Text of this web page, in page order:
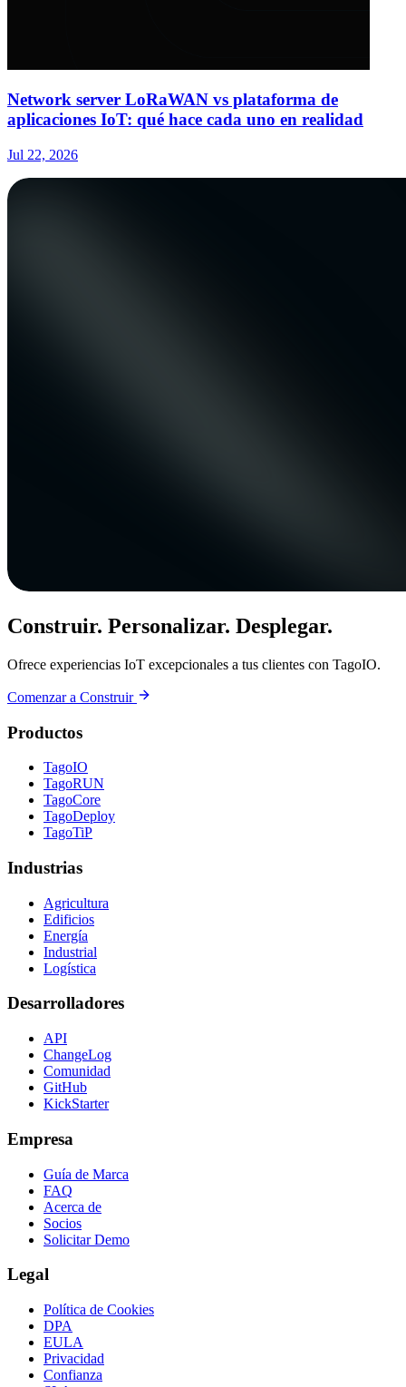
Network server LoRaWAN vs plataforma de
aplicaciones IoT: qué hace cada uno en realidad
Jul 22, 2026
Construir. Personalizar. Desplegar.
Ofrece experiencias IoT excepcionales a tus clientes con TagoIO.
Comenzar a Construir
Productos
TagoIO
TagoRUN
TagoCore
TagoDeploy
TagoTiP
Industrias
Agricultura
Edificios
Energía
Industrial
Logística
Desarrolladores
API
ChangeLog
Comunidad
GitHub
KickStarter
Empresa
Guía de Marca
FAQ
Acerca de
Socios
Solicitar Demo
Legal
Política de Cookies
DPA
EULA
Privacidad
Confianza